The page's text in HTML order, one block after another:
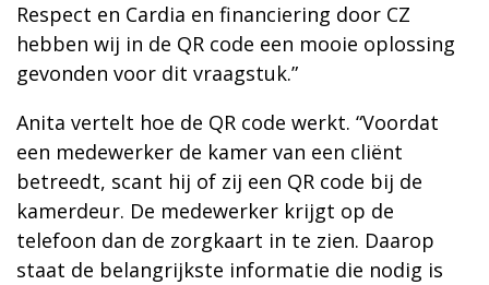
Respect en Cardia en financiering door CZ
hebben wij in de QR code een mooie oplossing
gevonden voor dit vraagstuk.”
Anita vertelt hoe de QR code werkt. “Voordat
een medewerker de kamer van een cliënt
betreedt, scant hij of zij een QR code bij de
kamerdeur. De medewerker krijgt op de
telefoon dan de zorgkaart in te zien. Daarop
staat de belangrijkste informatie die nodig is